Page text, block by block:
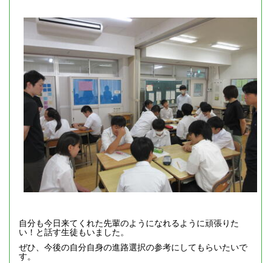
自分も今日来てくれた先輩のようになれるように頑張りた
い！と話す生徒もいました。
ぜひ、今後の自分自身の進路選択の参考にしてもらいたいで
す。